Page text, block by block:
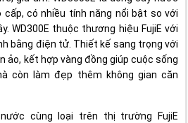
có nhiều tính năng nổi bật so với
WD300E thuộc thương hiệu FujiE với
bằng điện tử. Thiết kế sang trọng với
ảo, kết hợp vàng đồng giúp cuộc sống
còn làm đẹp thêm không gian căn
cùng loại trên thị trường FujiE